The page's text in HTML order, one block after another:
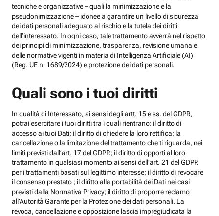
tecniche e organizzative – quali la minimizzazione e la
pseudonimizzazione – idonee a garantire un livello di sicurezza
dei dati personali adeguato al rischio e la tutela dei diritti
dell’interessato. In ogni caso, tale trattamento avverrà nel rispetto
dei principi di minimizzazione, trasparenza, revisione umana e
delle normative vigenti in materia di Intelligenza Artificiale (AI)
(Reg. UE n. 1689/2024) e protezione dei dati personali.
Quali sono i tuoi diritti
In qualità di Interessato, ai sensi degli artt. 15 e ss. del GDPR,
potrai esercitare i tuoi diritti tra i quali rientrano: il diritto di
accesso ai tuoi Dati; il diritto di chiedere la loro rettifica; la
cancellazione o la limitazione del trattamento che ti riguarda, nei
limiti previsti dall’art. 17 del GDPR; il diritto di opporti al loro
trattamento in qualsiasi momento ai sensi dell’art. 21 del GDPR
per i trattamenti basati sul legittimo interesse; il diritto di revocare
il consenso prestato ; il diritto alla portabilità dei Dati nei casi
previsti dalla Normativa Privacy; il diritto di proporre reclamo
all’Autorità Garante per la Protezione dei dati personali. La
revoca, cancellazione e opposizione lascia impregiudicata la